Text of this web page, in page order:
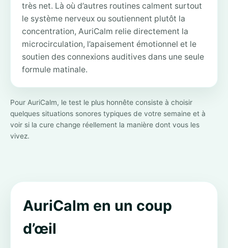
très net. Là où d’autres routines calment surtout
le système nerveux ou soutiennent plutôt la
concentration, AuriCalm relie directement la
microcirculation, l’apaisement émotionnel et le
soutien des connexions auditives dans une seule
formule matinale.
Pour AuriCalm, le test le plus honnête consiste à choisir
quelques situations sonores typiques de votre semaine et à
voir si la cure change réellement la manière dont vous les
vivez.
AuriCalm en un coup
d’œil